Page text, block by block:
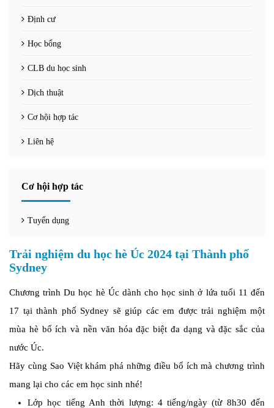
Định cư
Học bổng
CLB du học sinh
Dịch thuật
Cơ hội hợp tác
Liên hệ
Cơ hội hợp tác
Tuyển dụng
Trải nghiệm du học hè Úc 2024 tại Thành phố
Sydney
Chương trình Du học hè Úc dành cho học sinh ở lứa tuổi 11 đến
17 tại thành phố Sydney sẽ giúp các em được trải nghiệm một
mùa hè bổ ích và nền văn hóa đặc biệt đa dạng và đặc sắc của
nước Úc.
Hãy cùng Sao Việt khám phá những điều bổ ích mà chương trình
mang lại cho các em học sinh nhé!
Lớp học tiếng Anh thời lượng: 4 tiếng/ngày (từ 8h30 đến